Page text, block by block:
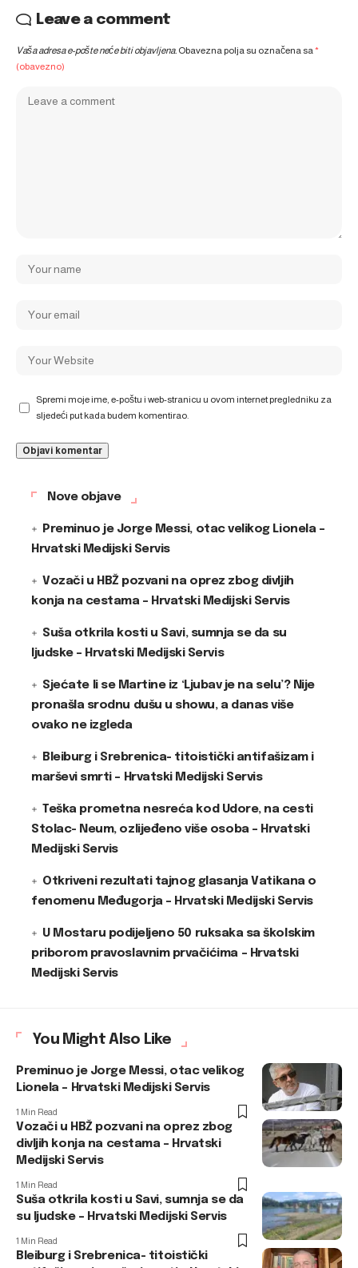
Leave a comment
Vaša adresa e-pošte neće biti objavljena. Obavezna polja su označena sa*
(obavezno)
Spremi moje ime, e-poštu i web-stranicu u ovom internet pregledniku za
sljedeći put kada budem komentirao.
Nove objave
Preminuo je Jorge Messi, otac velikog Lionela –
Hrvatski Medijski Servis
Vozači u HBŽ pozvani na oprez zbog divljih
konja na cestama – Hrvatski Medijski Servis
Suša otkrila kosti u Savi, sumnja se da su
ljudske – Hrvatski Medijski Servis
Sjećate li se Martine iz ‘Ljubav je na selu’? Nije
pronašla srodnu dušu u showu, a danas više
ovako ne izgleda
Bleiburg i Srebrenica- titoistički antifašizam i
marševi smrti – Hrvatski Medijski Servis
Teška prometna nesreća kod Udore, na cesti
Stolac- Neum, ozlijeđeno više osoba – Hrvatski
Medijski Servis
Otkriveni rezultati tajnog glasanja Vatikana o
fenomenu Međugorja – Hrvatski Medijski Servis
U Mostaru podijeljeno 50 ruksaka sa školskim
priborom pravoslavnim prvačićima – Hrvatski
Medijski Servis
You Might Also Like
Preminuo je Jorge Messi, otac velikog
Lionela – Hrvatski Medijski Servis
1 Min Read
Vozači u HBŽ pozvani na oprez zbog
divljih konja na cestama – Hrvatski
Medijski Servis
1 Min Read
Suša otkrila kosti u Savi, sumnja se da
su ljudske – Hrvatski Medijski Servis
1 Min Read
Bleiburg i Srebrenica- titoistički